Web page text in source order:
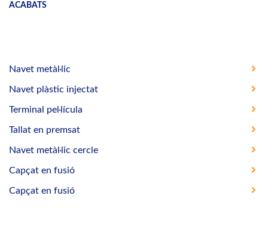
ACABATS
Navet metàl·lic
Navet plàstic injectat
Terminal pel·lícula
Tallat en premsat
Navet metàl·lic cercle
Capçat en fusió
Capçat en fusió